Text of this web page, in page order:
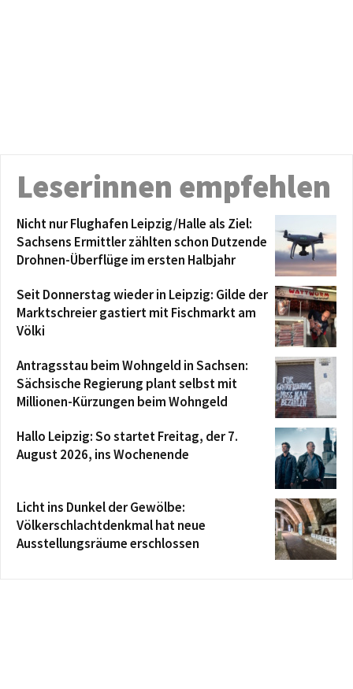
Leserinnen empfehlen
Nicht nur Flughafen Leipzig/Halle als Ziel:
Sachsens Ermittler zählten schon Dutzende
Drohnen-Überflüge im ersten Halbjahr
Seit Donnerstag wieder in Leipzig: Gilde der
Marktschreier gastiert mit Fischmarkt am
Völki
Antragsstau beim Wohngeld in Sachsen:
Sächsische Regierung plant selbst mit
Millionen-Kürzungen beim Wohngeld
Hallo Leipzig: So startet Freitag, der 7.
August 2026, ins Wochenende
Licht ins Dunkel der Gewölbe:
Völkerschlachtdenkmal hat neue
Ausstellungsräume erschlossen